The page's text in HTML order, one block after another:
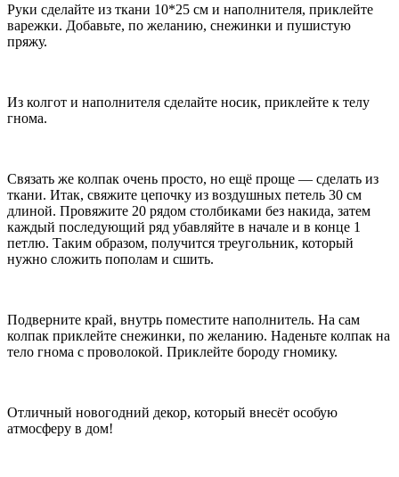
Руки сделайте из ткани 10*25 см и наполнителя, приклейте
варежки. Добавьте, по желанию, снежинки и пушистую
пряжу.
Из колгот и наполнителя сделайте носик, приклейте к телу
гнома.
Связать же колпак очень просто, но ещё проще — сделать из
ткани. Итак, свяжите цепочку из воздушных петель 30 см
длиной. Провяжите 20 рядом столбиками без накида, затем
каждый последующий ряд убавляйте в начале и в конце 1
петлю. Таким образом, получится треугольник, который
нужно сложить пополам и сшить.
Подверните край, внутрь поместите наполнитель. На сам
колпак приклейте снежинки, по желанию. Наденьте колпак на
тело гнома с проволокой. Приклейте бороду гномику.
Отличный новогодний декор, который внесёт особую
атмосферу в дом!